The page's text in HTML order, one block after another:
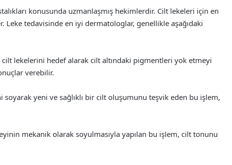
konusunda uzmanlaşmış hekimlerdir. Cilt lekeleri için en
tedavisinde en iyi dermatologlar, genellikle aşağıdaki
lekelerini hedef alarak cilt altındaki pigmentleri yok etmeyi
verebilir.
yeni ve sağlıklı bir cilt oluşumunu teşvik eden bu işlem,
mekanik olarak soyulmasıyla yapılan bu işlem, cilt tonunu